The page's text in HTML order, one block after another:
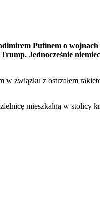
Putinem o
Jednocześnie
w związku z ostrzałem
mieszkalną w stolicy